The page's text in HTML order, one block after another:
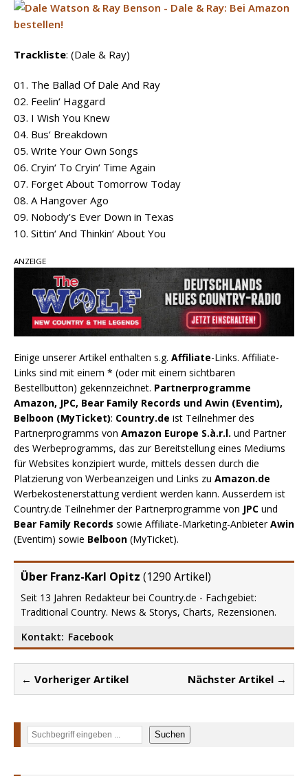
Trackliste: (Dale & Ray)
01. The Ballad Of Dale And Ray
02. Feelin‘ Haggard
03. I Wish You Knew
04. Bus‘ Breakdown
05. Write Your Own Songs
06. Cryin‘ To Cryin‘ Time Again
07. Forget About Tomorrow Today
08. A Hangover Ago
09. Nobody’s Ever Down in Texas
10. Sittin‘ And Thinkin‘ About You
ANZEIGE
Einige unserer Artikel enthalten s.g. Affiliate-Links. Affiliate-
Links sind mit einem * (oder mit einem sichtbaren
Bestellbutton) gekennzeichnet. Partnerprogramme
Amazon, JPC, Bear Family Records und Awin (Eventim),
Belboon (MyTicket): Country.de ist Teilnehmer des
Partnerprogramms von Amazon Europe S.à.r.l. und Partner
des Werbeprogramms, das zur Bereitstellung eines Mediums
für Websites konzipiert wurde, mittels dessen durch die
Platzierung von Werbeanzeigen und Links zu Amazon.de
Werbekostenerstattung verdient werden kann. Ausserdem ist
Country.de Teilnehmer der Partnerprogramme von JPC und
Bear Family Records sowie Affiliate-Marketing-AnbieterAwin
(Eventim) sowie Belboon (MyTicket).
Über Franz-Karl Opitz (1290 Artikel)
Seit 13 Jahren Redakteur bei Country.de - Fachgebiet:
Traditional Country. News & Storys, Charts, Rezensionen.
Kontakt: Facebook
← Vorheriger Artikel Nächster Artikel →
Suchen Suchen